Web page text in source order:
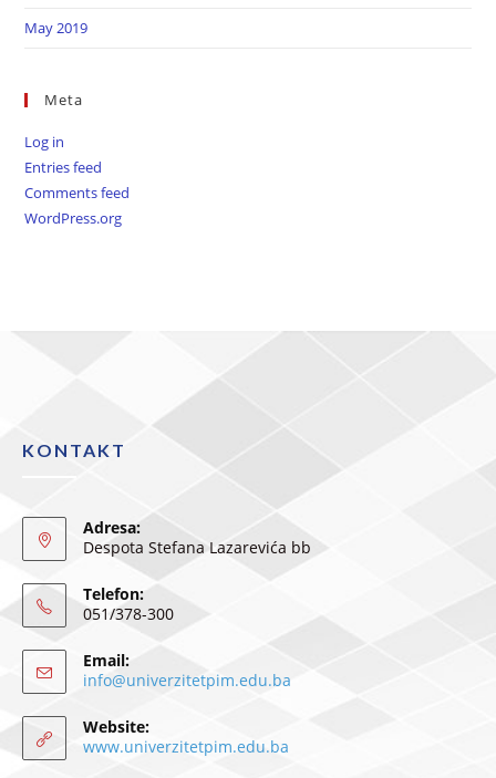
May 2019
Meta
Log in
Entries feed
Comments feed
WordPress.org
KONTAKT
Adresa:
Despota Stefana Lazarevića bb
Telefon:
051/378-300
Email:
info@univerzitetpim.edu.ba
Website:
www.univerzitetpim.edu.ba